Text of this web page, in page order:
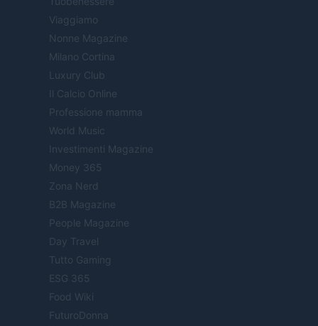
Viaggiamo
Nonne Magazine
Milano Cortina
Luxury Club
Il Calcio Online
Professione mamma
World Music
Investimenti Magazine
Money 365
Zona Nerd
B2B Magazine
People Magazine
Day Travel
Tutto Gaming
ESG 365
Food Wiki
FuturoDonna